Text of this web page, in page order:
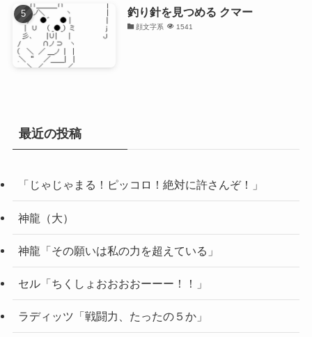
釣り針を見つめる クマー
顔文字系 1541
最近の投稿
「じゃじゃまる！ピッコロ！絶対に許さんぞ！」
神龍（大）
神龍「その願いは私の力を超えている」
セル「ちくしょおおおおーーー！！」
ラディッツ「戦闘力、たったの５か」